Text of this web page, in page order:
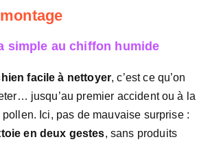
simple au chiffon humide
facile à nettoyer, c’est ce qu’on
jusqu’au premier accident ou à la
Ici, pas de mauvaise surprise :
en deux gestes, sans produits